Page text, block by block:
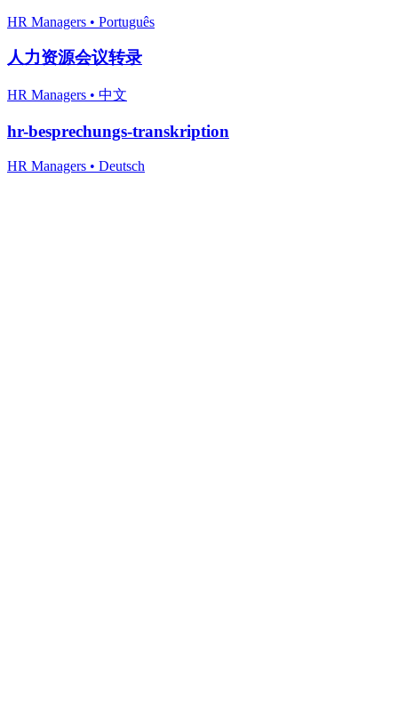
HR Managers • Português
人力资源会议转录
HR Managers • 中文
hr-besprechungs-transkription
HR Managers • Deutsch